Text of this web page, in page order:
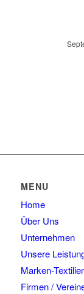
MENU
Home
Über Uns
Unternehmen
Unsere
Marken-
Firmen /